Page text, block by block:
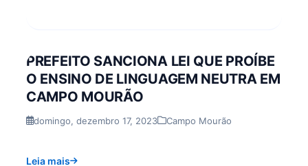
PREFEITO SANCIONA LEI QUE PROÍBE
O ENSINO DE LINGUAGEM NEUTRA EM
CAMPO MOURÃO
domingo, dezembro 17, 2023 Campo Mourão
Leia mais